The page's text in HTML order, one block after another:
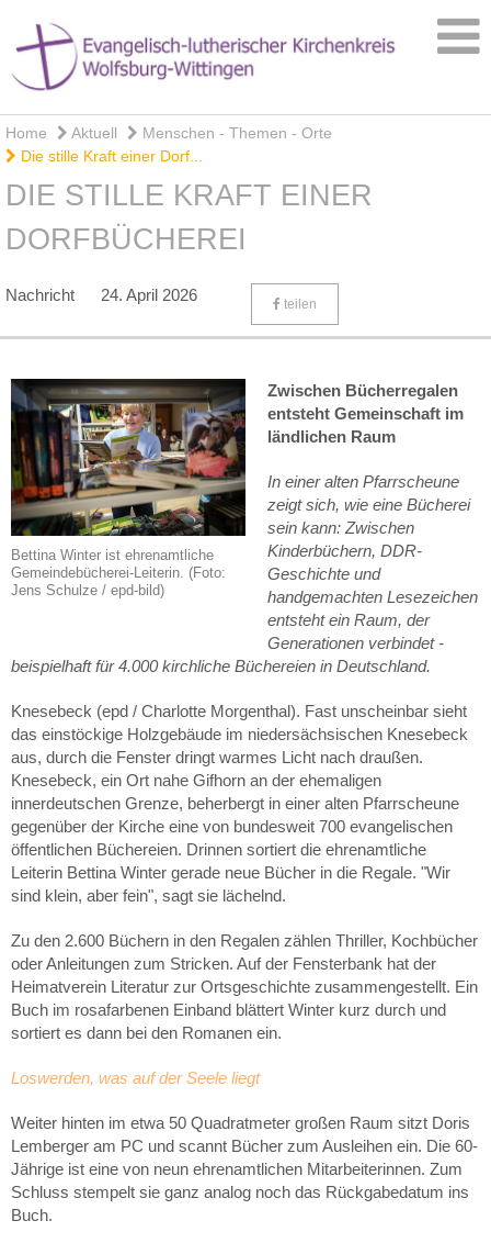
Home Aktuell
Menschen - Themen - Orte
Die stille Kraft einer Dorf...
DIE STILLE KRAFT EINER
DORFBÜCHEREI
Nachricht 24. April 2026 teilen
Bettina Winter ist ehrenamtliche
Gemeindebücherei-Leiterin. (Foto:
Jens Schulze / epd-bild)
Zwischen Bücherregalen
entsteht Gemeinschaft im
ländlichen Raum
In einer alten Pfarrscheune
zeigt sich, wie eine Bücherei
sein kann: Zwischen
Kinderbüchern, DDR-
Geschichte und
handgemachten Lesezeichen
entsteht ein Raum, der
Generationen verbindet -
beispielhaft für 4.000 kirchliche Büchereien in Deutschland.
Knesebeck (epd / Charlotte Morgenthal). Fast unscheinbar sieht
das einstöckige Holzgebäude im niedersächsischen Knesebeck
aus, durch die Fenster dringt warmes Licht nach draußen.
Knesebeck, ein Ort nahe Gifhorn an der ehemaligen
innerdeutschen Grenze, beherbergt in einer alten Pfarrscheune
gegenüber der Kirche eine von bundesweit 700 evangelischen
öffentlichen Büchereien. Drinnen sortiert die ehrenamtliche
Leiterin Bettina Winter gerade neue Bücher in die Regale. "Wir
sind klein, aber fein", sagt sie lächelnd.
Zu den 2.600 Büchern in den Regalen zählen Thriller, Kochbücher
oder Anleitungen zum Stricken. Auf der Fensterbank hat der
Heimatverein Literatur zur Ortsgeschichte zusammengestellt. Ein
Buch im rosafarbenen Einband blättert Winter kurz durch und
sortiert es dann bei den Romanen ein.
Loswerden, was auf der Seele liegt
Weiter hinten im etwa 50 Quadratmeter großen Raum sitzt Doris
Lemberger am PC und scannt Bücher zum Ausleihen ein. Die 60-
Jährige ist eine von neun ehrenamtlichen Mitarbeiterinnen. Zum
Schluss stempelt sie ganz analog noch das Rückgabedatum ins
Buch.